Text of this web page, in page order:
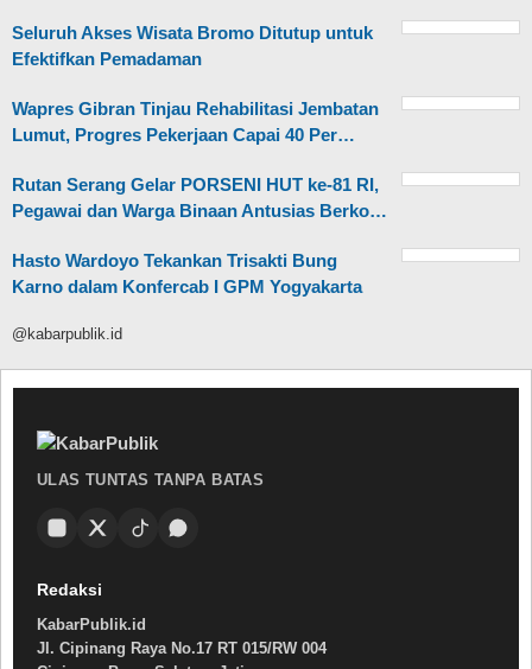
Seluruh Akses Wisata Bromo Ditutup untuk
Efektifkan Pemadaman
Wapres Gibran Tinjau Rehabilitasi Jembatan
Lumut, Progres Pekerjaan Capai 40 Per…
Rutan Serang Gelar PORSENI HUT ke-81 RI,
Pegawai dan Warga Binaan Antusias Berko…
Hasto Wardoyo Tekankan Trisakti Bung
Karno dalam Konfercab I GPM Yogyakarta
@kabarpublik.id
ULAS TUNTAS TANPA BATAS
Redaksi
KabarPublik.id
Jl. Cipinang Raya No.17 RT 015/RW 004